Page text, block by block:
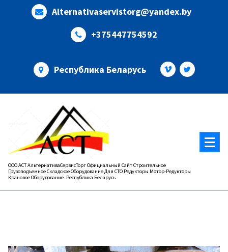
Alternativaservistorg@yandex.by
+375447754592
Республика Беларусь
ООО АСТ АльтернативаСервисТорг Официальный Сайт Строительное
Грузоподъемное Складское Оборудование Для СТО Редукторы Мотор-Редукторы
Крановое Оборудование. Республика Беларусь